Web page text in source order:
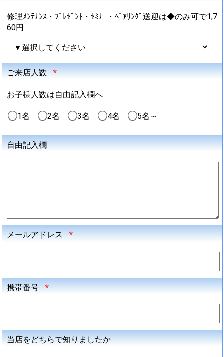
修理ﾒﾝﾃﾅﾝｽ・ﾌﾟﾚｾﾞﾝﾄ・ｾﾐﾅｰ・ﾍﾟｱﾘﾝｸﾞ送迎は◆のみ可で1,7
60円
ご来店人数 *
お子様人数は自由記入欄へ
1名 2名 3名 4名 5名～
自由記入欄
メールアドレス *
携帯番号 *
当店をどちらで知りましたか